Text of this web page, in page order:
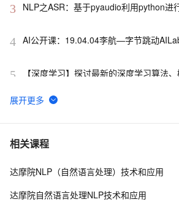
3
NLP之ASR：基于pyaudio利用python进
4 AI公开课：19.04.04李航—字节跳动
悟
5
【深度学习】探讨最新的深度学习算法
6 华为在手机上，率先实现本地端自然语言
7 大数据中自然语言处理 (NLP)
8 【Python自然语言处理】规则分词中正向
相关课程
达摩院NLP（自然语言处理）技术和应用
达摩院自然语言处理NLP技术和应用